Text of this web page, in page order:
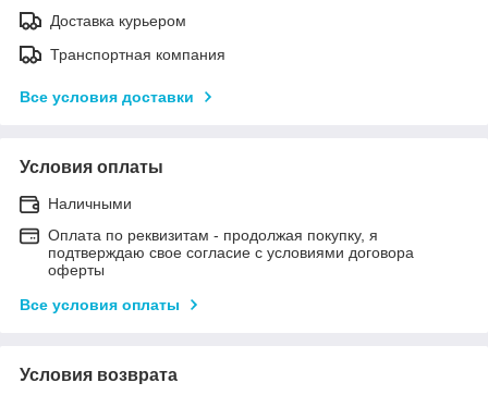
Доставка курьером
Транспортная компания
Все условия доставки
Условия оплаты
Наличными
Оплата по реквизитам - продолжая покупку, я
подтверждаю свое согласие с условиями договора
оферты
Все условия оплаты
Условия возврата